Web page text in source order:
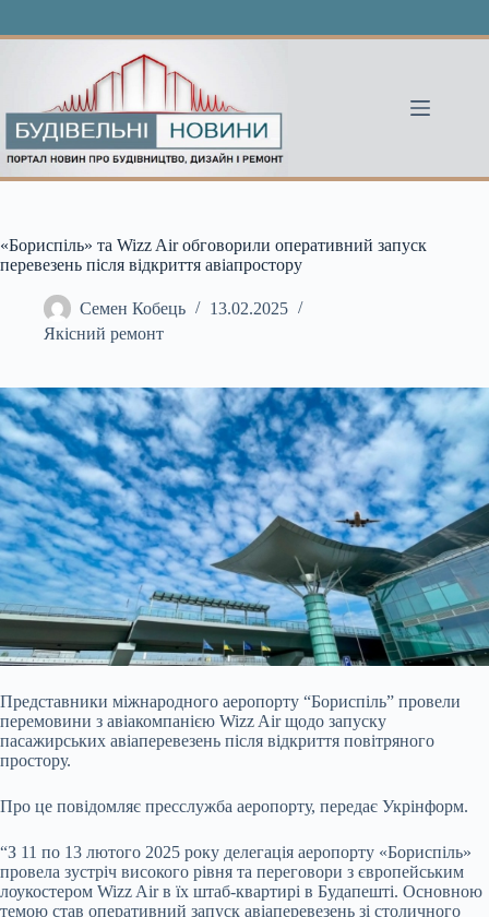
«Бориспіль» та Wizz Air обговорили оперативний запуск
перевезень після відкриття авіапростору
Семен Кобець
13.02.2025
Якісний ремонт
Представники міжнародного аеропорту “Бориспіль” провели
перемовини з авіакомпанією Wizz Air щодо запуску
пасажирських авіаперевезень після відкриття повітряного
простору.
Про це повідомляє пресслужба аеропорту, передає Укрінформ.
“З 11 по 13 лютого 2025 року делегація аеропорту «Бориспіль»
провела зустріч високого рівня та переговори з європейським
лоукостером Wizz Air в їх штаб-квартирі в Будапешті. Основною
темою став оперативний запуск авіаперевезень зі столичного